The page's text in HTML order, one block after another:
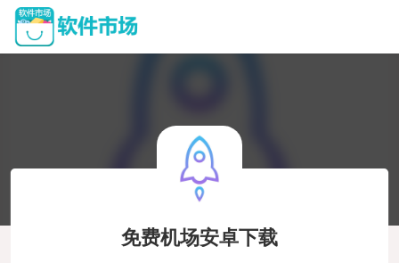
免费机场安卓下载